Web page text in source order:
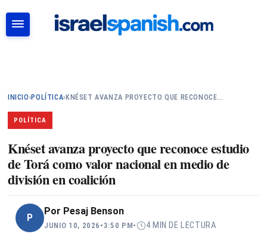
INICIO›POLÍTICA› KNÉSET AVANZA PROYECTO QUE RECONOCE…
POLÍTICA
Knéset avanza proyecto que reconoce estudio
de Torá como valor nacional en medio de
división en coalición
P
Por Pesaj Benson
JUNIO 10, 2026 •3:50 PM• 4 MIN DE LECTURA